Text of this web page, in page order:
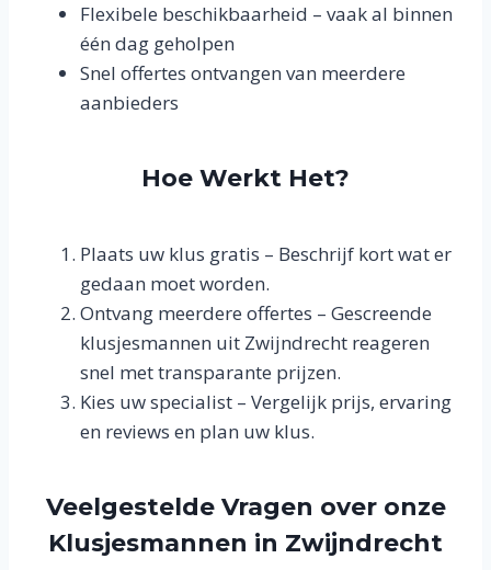
Flexibele beschikbaarheid – vaak al binnen
één dag geholpen
Snel offertes ontvangen van meerdere
aanbieders
Hoe Werkt Het?
Plaats uw klus gratis – Beschrijf kort wat er
gedaan moet worden.
Ontvang meerdere offertes – Gescreende
klusjesmannen uit Zwijndrecht reageren
snel met transparante prijzen.
Kies uw specialist – Vergelijk prijs, ervaring
en reviews en plan uw klus.
Veelgestelde Vragen over onze
Klusjesmannen in Zwijndrecht